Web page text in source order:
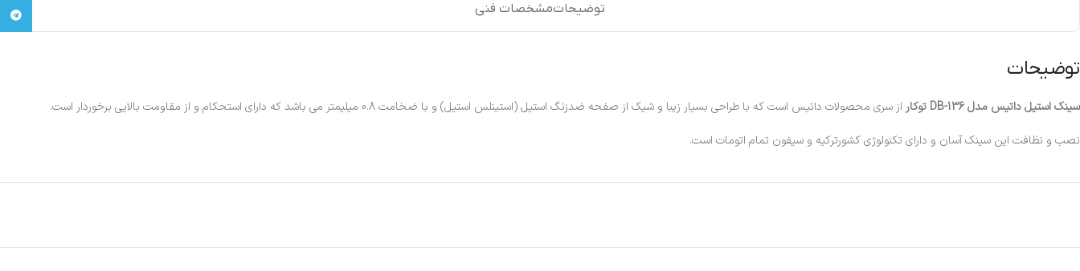
توضیحاتمشخصات فنی
توضیحات
سینک استیل داتیس مدل DB-136 توکار
از سری محصولات داتیس است که با طراحی بسیار زیبا و شیک از صفحه ضدزنگ استیل (استینلس استیل) و با ضخامت 0.8 میلیمتر می باشد که دارای استحکام و از مقاومت بالایی برخوردار است.
نصب و نظافت این سینک آسان و دارای تکنولوژی کشورترکیه و سیفون تمام اتومات است.
تلگرام